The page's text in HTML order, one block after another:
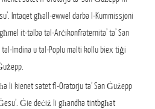
Intaqet għall-ewwel darba l-Kummissjoni
it-talba tal-Arċikonfraternita’ ta’ San
Imdina u tal-Poplu malti kollu biex tiġi
li kienet satet fl-Oratorju ta’ San Ġużepp
Ġie deċiż li għandha tintbgħat